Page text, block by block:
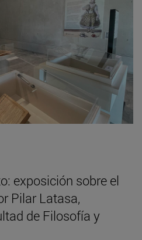
exposición sobre el
Pilar Latasa,
de Filosofía y